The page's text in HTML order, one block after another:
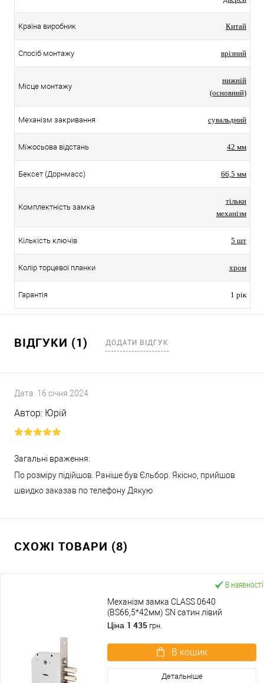
Країна виробник Китай
Спосіб монтажу врізний
Місце монтажу
нижній
(основний)
Механізм закривання сувальдний
Міжосьова відстань 42 мм
Бексет (Дорнмасс) 66,5 мм
Комплектність замка
тільки
механізм
Кількість ключів 5 шт
Колір торцевої планки хром
Гарантія 1 рік
ВІДГУКИ (1) ДОДАТИ ВІДГУК
Дата: 16 січня 2024
Автор: Юрій
Загальні враження:
По розміру підійшов. Раніше був Єльбор. Якісно, прийшов
швидко заказав по телефону Дякую
СХОЖІ ТОВАРИ (8)
В наявності
Механізм замка CLASS 0640
(BS66,5*42мм) SN сатин лівий
(латунний ключ)
Ціна 1 435 грн.
В кошик
Детальніше